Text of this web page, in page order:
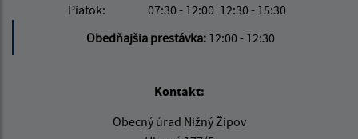
Piatok:
07:30 - 12:00 12:30 - 15:30
Obedňajšia prestávka: 12:00 - 12:30
Kontakt:
Obecný úrad Nižný Žipov